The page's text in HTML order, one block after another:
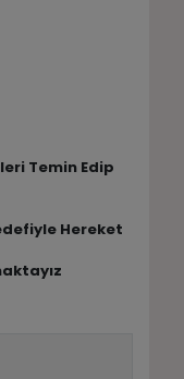
Temin Edip
Hereket